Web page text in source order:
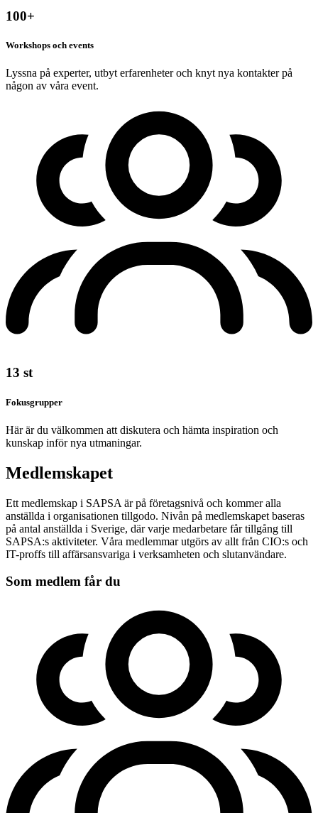
100+
Workshops och events
Lyssna på experter, utbyt erfarenheter och knyt nya kontakter på
någon av våra event.
13 st
Fokusgrupper
Här är du välkommen att diskutera och hämta inspiration och
kunskap inför nya utmaningar.
Medlemskapet
Ett medlemskap i SAPSA är på företagsnivå och kommer alla
anställda i organisationen tillgodo. Nivån på medlemskapet baseras
på antal anställda i Sverige, där varje medarbetare får tillgång till
SAPSA:s aktiviteter. Våra medlemmar utgörs av allt från CIO:s och
IT-proffs till affärsansvariga i verksamheten och slutanvändare.
Som medlem får du